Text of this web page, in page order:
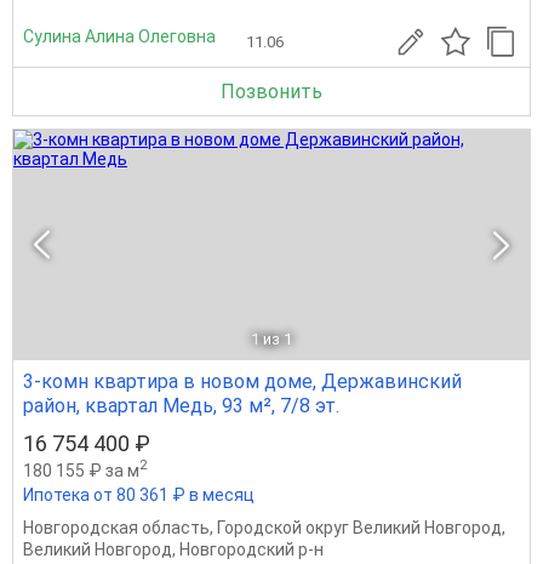
Сулина Алина Олеговна 11.06
Позвонить
1 из 1
3-комн квартира в новом доме, Державинский
район, квартал Медь, 93 м², 7/8 эт.
16 754 400 ₽
180 155 ₽ за м2
Ипотека от 80 361 ₽ в месяц
Новгородская область, Городской округ Великий Новгород,
Великий Новгород, Новгородский р-н